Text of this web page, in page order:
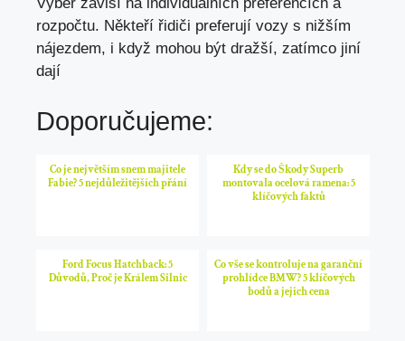
Výběr závisí na individuálních preferencích a
rozpočtu. Někteří řidiči preferují vozy s nižším
nájezdem, i když mohou být dražší, zatímco jiní
dají
Doporučujeme:
Co je největším snem majitele
Fabie? 5 nejdůležitějších přání
Kdy se do Škody Superb
montovala ocelová ramena: 5
klíčových faktů
Ford Focus Hatchback: 5
Důvodů, Proč je Králem Silnic
Co vše se kontroluje na garanční
prohlídce BMW? 5 klíčových
bodů a jejich cena